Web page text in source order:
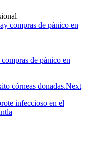
de pánico en
Next
infeccioso en el